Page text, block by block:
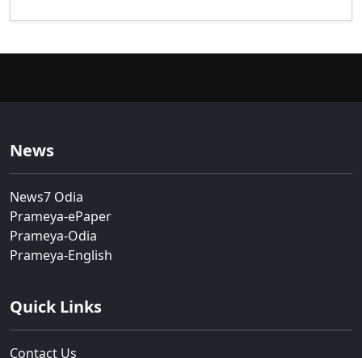
News
News7 Odia
Prameya-ePaper
Prameya-Odia
Prameya-English
Quick Links
Contact Us